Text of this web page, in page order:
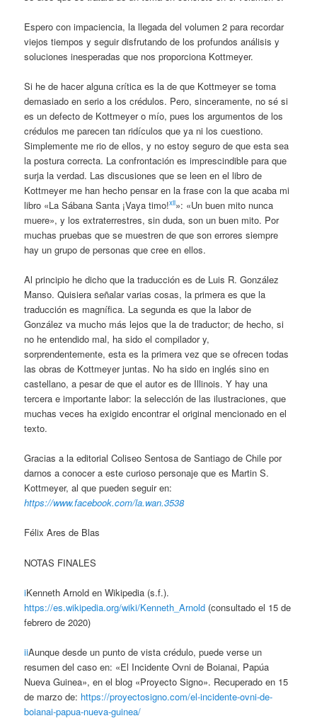
Espero con impaciencia, la llegada del volumen 2 para recordar
viejos tiempos y seguir disfrutando de los profundos análisis y
soluciones inesperadas que nos proporciona Kottmeyer.
Si he de hacer alguna crítica es la de que Kottmeyer se toma
demasiado en serio a los crédulos. Pero, sinceramente, no sé si
es un defecto de Kottmeyer o mío, pues los argumentos de los
crédulos me parecen tan ridículos que ya ni los cuestiono.
Simplemente me rio de ellos, y no estoy seguro de que esta sea
la postura correcta. La confrontación es imprescindible para que
surja la verdad. Las discusiones que se leen en el libro de
Kottmeyer me han hecho pensar en la frase con la que acaba mi
libro «La Sábana Santa ¡Vaya timo!xii»: «Un buen mito nunca
muere», y los extraterrestres, sin duda, son un buen mito. Por
muchas pruebas que se muestren de que son errores siempre
hay un grupo de personas que cree en ellos.
Al principio he dicho que la traducción es de Luis R. González
Manso. Quisiera señalar varias cosas, la primera es que la
traducción es magnífica. La segunda es que la labor de
González va mucho más lejos que la de traductor; de hecho, si
no he entendido mal, ha sido el compilador y,
sorprendentemente, esta es la primera vez que se ofrecen todas
las obras de Kottmeyer juntas. No ha sido en inglés sino en
castellano, a pesar de que el autor es de Illinois. Y hay una
tercera e importante labor: la selección de las ilustraciones, que
muchas veces ha exigido encontrar el original mencionado en el
texto.
Gracias a la editorial Coliseo Sentosa de Santiago de Chile por
darnos a conocer a este curioso personaje que es Martin S.
Kottmeyer, al que pueden seguir en:
https://www.facebook.com/la.wan.3538
Félix Ares de Blas
NOTAS FINALES
iKenneth Arnold en Wikipedia (s.f.).
https://es.wikipedia.org/wiki/Kenneth_Arnold (consultado el 15 de
febrero de 2020)
iiAunque desde un punto de vista crédulo, puede verse un
resumen del caso en: «El Incidente Ovni de Boianai, Papúa
Nueva Guinea», en el blog «Proyecto Signo». Recuperado en 15
de marzo de: https://proyectosigno.com/el-incidente-ovni-de-
boianai-papua-nueva-guinea/